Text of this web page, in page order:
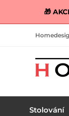
🎁
Stolování